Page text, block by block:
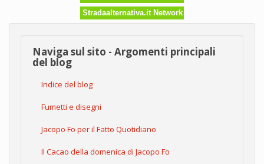
Stradaalternativa.it Network
Naviga sul sito - Argomenti principali
del blog
Indice del blog
Fumetti e disegni
Jacopo Fo per il Fatto Quotidiano
Il Cacao della domenica di Jacopo Fo